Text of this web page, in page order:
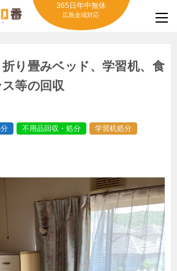
365日年中無休
広島全域対応
り畳みベッド、学習机、食
等の回収
不用品回収・処分
学習机処分